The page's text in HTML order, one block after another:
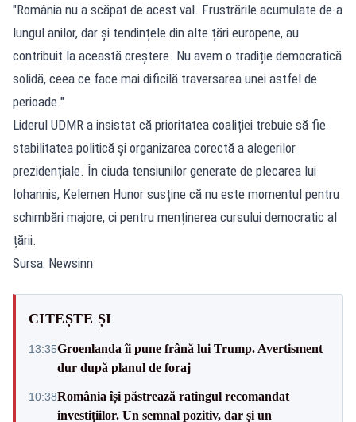
"România nu a scăpat de acest val. Frustrările acumulate de-a
lungul anilor, dar și tendințele din alte țări europene, au
contribuit la această creștere. Nu avem o tradiție democratică
solidă, ceea ce face mai dificilă traversarea unei astfel de
perioade."
Liderul UDMR a insistat că prioritatea coaliției trebuie să fie
stabilitatea politică și organizarea corectă a alegerilor
prezidențiale. În ciuda tensiunilor generate de plecarea lui
Iohannis, Kelemen Hunor susține că nu este momentul pentru
schimbări majore, ci pentru menținerea cursului democratic al
țării.
Sursa: Newsinn
CITEȘTE ȘI
13:35Groenlanda îi pune frână lui Trump. Avertisment
dur după planul de foraj
10:38România își păstrează ratingul recomandat
investițiilor. Un semnal pozitiv, dar și un